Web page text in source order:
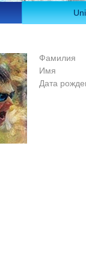
Фамилия
Имя
Дата